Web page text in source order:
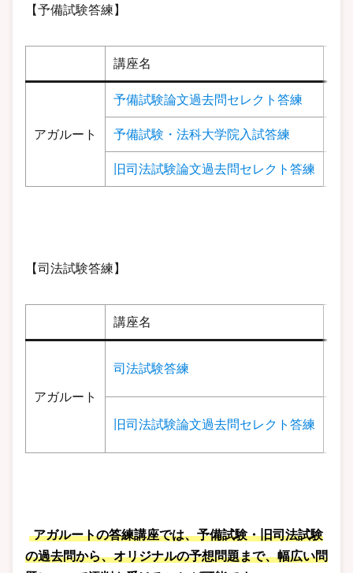
【予備試験答練】
講座名
アガルート
予備試験論文過去問セレクト答練
予備試験・法科大学院入試答練
旧司法試験論文過去問セレクト答練
【司法試験答練】
講座名
アガルート
司法試験答練
旧司法試験論文過去問セレクト答練
アガルートの答練講座では、予備試験・旧司法試験
の過去問から、オリジナルの予想問題まで、幅広い問